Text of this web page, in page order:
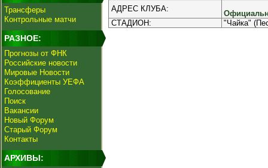
Трансферы
Контрольные матчи
РАЗНОЕ:
Прогнозы от ФНК
Российские новости
Мировые Новости
Коэффициенты УЕФА
Голосование
Поиск
Вакансии
Новый Форум
Старый Форум
Контакты
АРХИВЫ:
АДРЕС КЛУБА:
СТАДИОН:
"Чайка"